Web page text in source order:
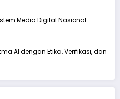
Media Digital Nasional
AI dengan Etika, Verifikasi, dan